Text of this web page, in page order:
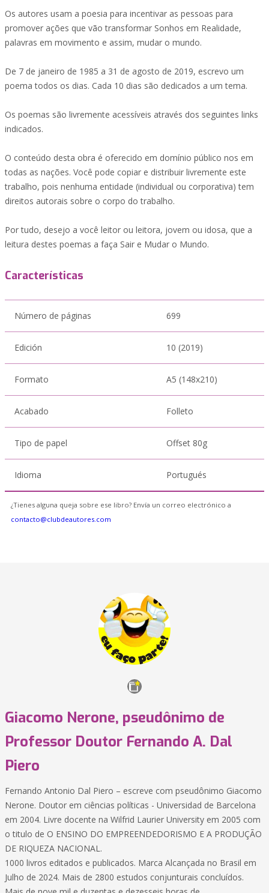
Os autores usam a poesia para incentivar as pessoas para
promover ações que vão transformar Sonhos em Realidade,
palavras em movimento e assim, mudar o mundo.
De 7 de janeiro de 1985 a 31 de agosto de 2019, escrevo um
poema todos os dias. Cada 10 dias são dedicados a um tema.
Os poemas são livremente acessíveis através dos seguintes links
indicados.
O conteúdo desta obra é oferecido em domínio público nos em
todas as nações. Você pode copiar e distribuir livremente este
trabalho, pois nenhuma entidade (individual ou corporativa) tem
direitos autorais sobre o corpo do trabalho.
Por tudo, desejo a você leitor ou leitora, jovem ou idosa, que a
leitura destes poemas a faça Sair e Mudar o Mundo.
Características
Número de páginas 699
Edición 10 (2019)
Formato A5 (148x210)
Acabado Folleto
Tipo de papel Offset 80g
Idioma Portugués
¿Tienes alguna queja sobre ese libro? Envía un correo electrónico a
contacto@clubdeautores.com
Giacomo Nerone, pseudônimo de
Professor Doutor Fernando A. Dal
Piero
Fernando Antonio Dal Piero – escreve com pseudônimo Giacomo
Nerone. Doutor em ciências políticas - Universidad de Barcelona
em 2004. Livre docente na Wilfrid Laurier University em 2005 com
o titulo de O ENSINO DO EMPREENDEDORISMO E A PRODUÇÃO
DE RIQUEZA NACIONAL.
1000 livros editados e publicados. Marca Alcançada no Brasil em
Julho de 2024. Mais de 2800 estudos conjunturais concluídos.